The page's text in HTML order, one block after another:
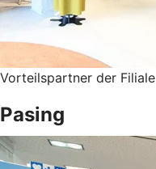
Vorteilspartner der Filiale
Pasing